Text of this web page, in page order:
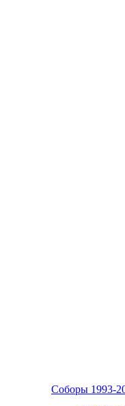
Соборы 1993-